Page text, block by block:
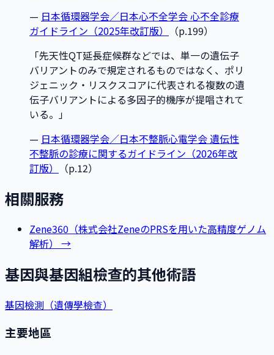
— 日本循環器学会／日本心不全学会 心不全診療
ガイドライン（2025年改訂版）
（p.199）
「先天性QT延長症候群などでは、単一の遺伝子
バリアントのみで規定されるものではなく、ポリ
ジェニック・リスクスコアに代表される複数の遺
伝子バリアントによる多因子的機序が提唱されて
いる。 」
— 日本循環器学会／日本不整脈心電学会 遺伝性
不整脈の診療に関するガイドライン（2026年改
訂版）
（p.12）
相關服務
Zene360（株式会社ZeneのPRSを用いた高精度ゲノム
解析）
→
基因與基因組檢查的其他術語
基因檢測（遺傳學檢查）
主要地區